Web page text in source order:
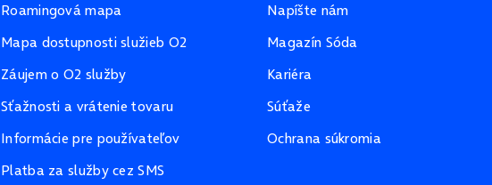
Roamingová mapa
Mapa dostupnosti služieb O2
Záujem o O2 služby
Sťažnosti a vrátenie tovaru
Informácie pre používateľov
Platba za služby cez SMS
Napíšte nám
Magazín Sóda
Kariéra
Súťaže
Ochrana súkromia